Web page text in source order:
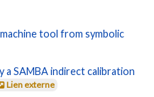
tool from symbolic
SAMBA indirect calibration
Lien externe